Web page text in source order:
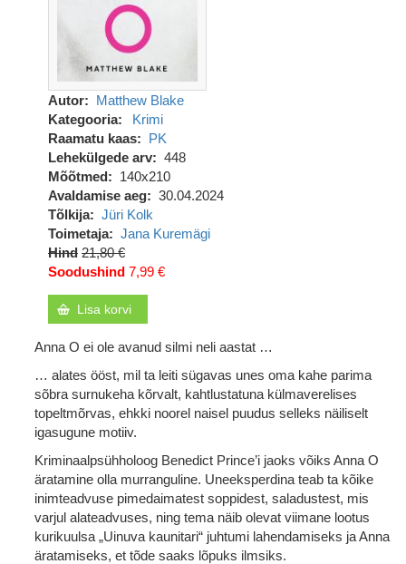
Autor
Matthew Blake
Kategooria
Krimi
Raamatu kaas
PK
Lehekülgede arv
448
Mõõtmed
140x210
Avaldamise aeg
30.04.2024
Tõlkija
Jüri Kolk
Toimetaja
Jana Kuremägi
Hind 21,80 €
Soodushind 7,99 €
Lisa korvi
Anna O ei ole avanud silmi neli aastat …
… alates ööst, mil ta leiti sügavas unes oma kahe parima
sõbra surnukeha kõrvalt, kahtlustatuna külmaverelises
topeltmõrvas, ehkki noorel naisel puudus selleks näiliselt
igasugune motiiv.
Kriminaalpsühholoog Benedict Prince’i jaoks võiks Anna O
äratamine olla murranguline. Uneeksperdina teab ta kõike
inimteadvuse pimedaimatest soppidest, saladustest, mis
varjul alateadvuses, ning tema näib olevat viimane lootus
kurikuulsa „Uinuva kaunitari“ juhtumi lahendamiseks ja Anna
äratamiseks, et tõde saaks lõpuks ilmsiks.